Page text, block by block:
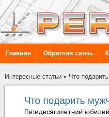
Главная Обратная связь
Интересные статьи » Что
Что подарить
Пятидесятилетний